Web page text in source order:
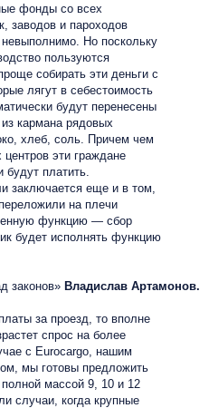
фонды со всех
заводов и пароходов
Но поскольку
пользуются
собирать эти деньги с
лягут в себестоимость
будут перенесены
кармана рядовых
хлеб, соль. Причем чем
эти граждане
платить.
заключается еще и в том,
на плечи
функцию — сбор
будет исполнять функцию
законов» Владислав Артамонов.
за проезд, то вполне
спрос на более
с Eurocargo, нашим
мы готовы предложить
массой 9, 10 и 12
случаи, когда крупные